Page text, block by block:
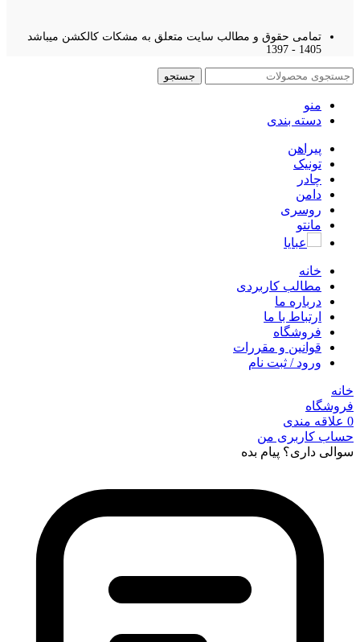
تمامی حقوق و مطالب سایت متعلق به مشکات کالکشن میباشد
1405 - 1397
جستجو
منو
دسته بندی
پیراهن
تونیک
چادر
دامن
روسری
مانتو
عبایا
خانه
مطالب کاربردی
درباره ما
ارتباط با ما
فروشگاه
قوانین و مقررات
ورود / ثبت نام
خانه
فروشگاه
0 علاقه مندی
حساب کاربری من
سوالی داری؟ پیام بده